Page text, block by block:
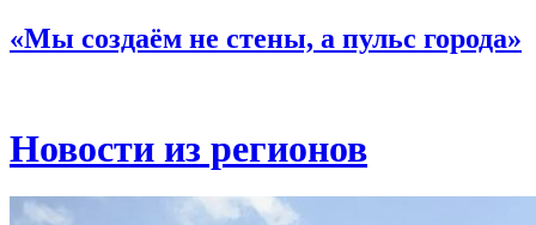
«Мы создаём не стены, а пульс города»
Новости из регионов